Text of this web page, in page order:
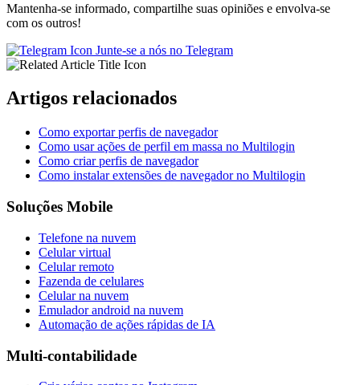
Mantenha-se informado, compartilhe suas opiniões e envolva-se
com os outros!
Junte-se a nós no Telegram
Artigos relacionados
Como exportar perfis de navegador
Como usar ações de perfil em massa no Multilogin
Como criar perfis de navegador
Como instalar extensões de navegador no Multilogin
Soluções Mobile
Telefone na nuvem
Celular virtual
Celular remoto
Fazenda de celulares
Celular na nuvem
Emulador android na nuvem
Automação de ações rápidas de IA
Multi-contabilidade